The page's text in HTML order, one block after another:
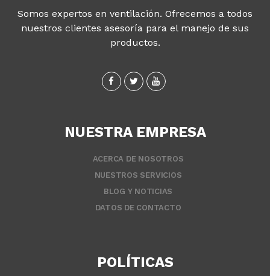
Somos expertos en ventilación. Ofrecemos a todos
nuestros clientes asesoría para el manejo de sus
productos.
NUESTRA EMPRESA
ACERCA DE NOSOTROS
NUESTROS SERVICIOS
BLOG Y NOTICIAS
DATOS DE CONTACTO
POLÍTICAS